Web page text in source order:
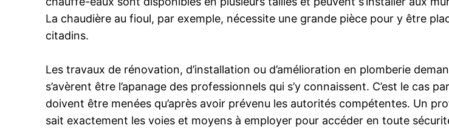
La chaudière au fioul, par exemple, nécessite une grande pièce pour y être
citadins.
Les travaux de rénovation, d’installation ou d’amélioration en plomberie
s’avèrent être l’apanage des professionnels qui s’y connaissent. C’est le cas
doivent être menées qu’après avoir prévenu les autorités compétentes. Un
sait exactement les voies et moyens à employer pour accéder en toute